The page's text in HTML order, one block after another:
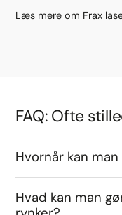
Læs mere om Frax
FAQ: Ofte
Hvornår kan
Hvad kan man